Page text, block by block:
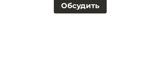
Обсудить